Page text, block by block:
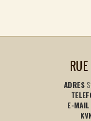
ADRES
E-MAIL